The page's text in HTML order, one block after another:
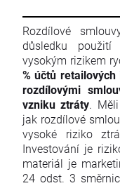
Rozdílové
důsledku
vysokým rizikem
% účtů
rozdílovými
vzniku ztráty.
jak rozdílové
vysoké riziko
Investování je
materiál je
24 odst. 3